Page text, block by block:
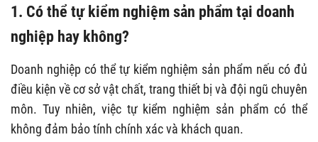
1. Có thể tự kiểm nghiệm sản phẩm tại doanh
nghiệp hay không?
Doanh nghiệp có thể tự kiểm nghiệm sản phẩm nếu có đủ
điều kiện về cơ sở vật chất, trang thiết bị và đội ngũ chuyên
môn. Tuy nhiên, việc tự kiểm nghiệm sản phẩm có thể
không đảm bảo tính chính xác và khách quan.